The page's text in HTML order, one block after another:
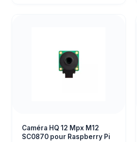
Caméra HQ 12 Mpx M12
SC0870 pour Raspberry Pi